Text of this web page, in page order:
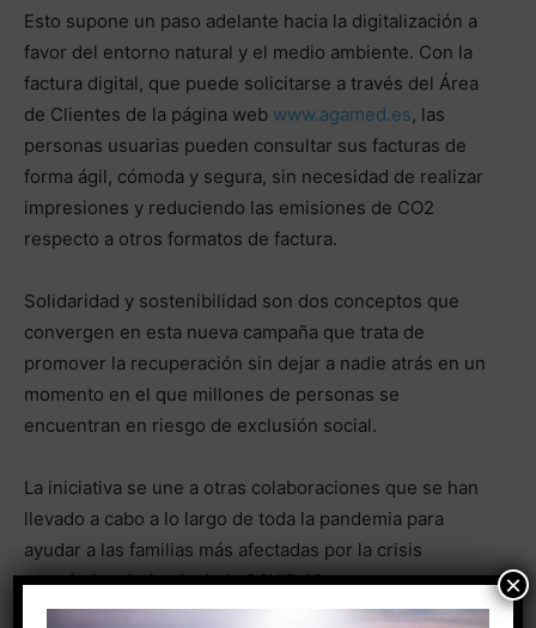
Esto supone un paso adelante hacia la digitalización a
favor del entorno natural y el medio ambiente. Con la
factura digital, que puede solicitarse a través del Área
de Clientes de la página web www.agamed.es, las
personas usuarias pueden consultar sus facturas de
forma ágil, cómoda y segura, sin necesidad de realizar
impresiones y reduciendo las emisiones de CO2
respecto a otros formatos de factura.
Solidaridad y sostenibilidad son dos conceptos que
convergen en esta nueva campaña que trata de
promover la recuperación sin dejar a nadie atrás en un
momento en el que millones de personas se
encuentran en riesgo de exclusión social.
La iniciativa se une a otras colaboraciones que se han
llevado a cabo a lo largo de toda la pandemia para
ayudar a las familias más afectadas por la crisis
económica derivada de la COVID 19, como es, por
ejemplo, el incremento del Fondo Social de la
×